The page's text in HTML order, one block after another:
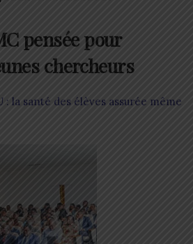
pensée pour
chercheurs
: la santé des élèves assurée même